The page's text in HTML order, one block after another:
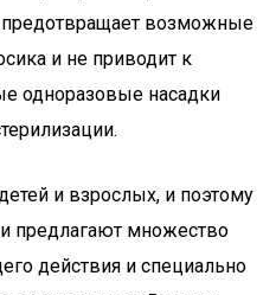
предотвращает возможные
и не приводит к
одноразовые насадки
и взрослых, и поэтому
предлагают множество
действия и специально